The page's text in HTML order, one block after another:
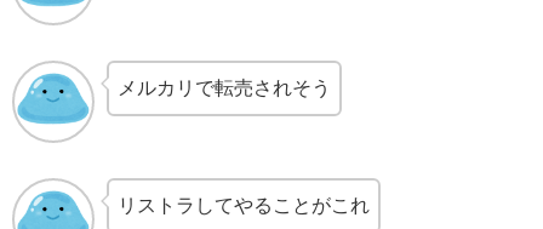
メルカリで転売されそう
リストラしてやることがこれ